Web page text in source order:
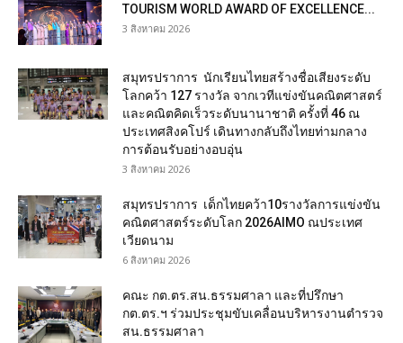
TOURISM WORLD AWARD OF EXCELLENCE...
3 สิงหาคม 2026
สมุทรปราการ นักเรียนไทยสร้างชื่อเสียงระดับ
โลกคว้า 127 รางวัล จากเวทีแข่งขันคณิตศาสตร์
และคณิตคิดเร็วระดับนานาชาติ ครั้งที่ 46 ณ
ประเทศสิงคโปร์ เดินทางกลับถึงไทยท่ามกลาง
การต้อนรับอย่างอบอุ่น
3 สิงหาคม 2026
สมุทรปราการ เด็กไทยคว้า10รางวัลการแข่งขัน
คณิตศาสตร์ระดับโลก 2026AIMO ณประเทศ
เวียดนาม
6 สิงหาคม 2026
คณะ กต.ตร.สน.ธรรมศาลา และที่ปรึกษา
กต.ตร.ฯ ร่วมประชุมขับเคลื่อนบริหารงานตำรวจ
สน.ธรรมศาลา